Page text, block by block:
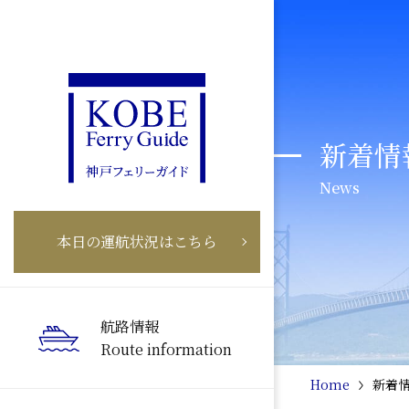
本日の運航状況はこちら
航路情報
Route information
新着
News
Home 新着